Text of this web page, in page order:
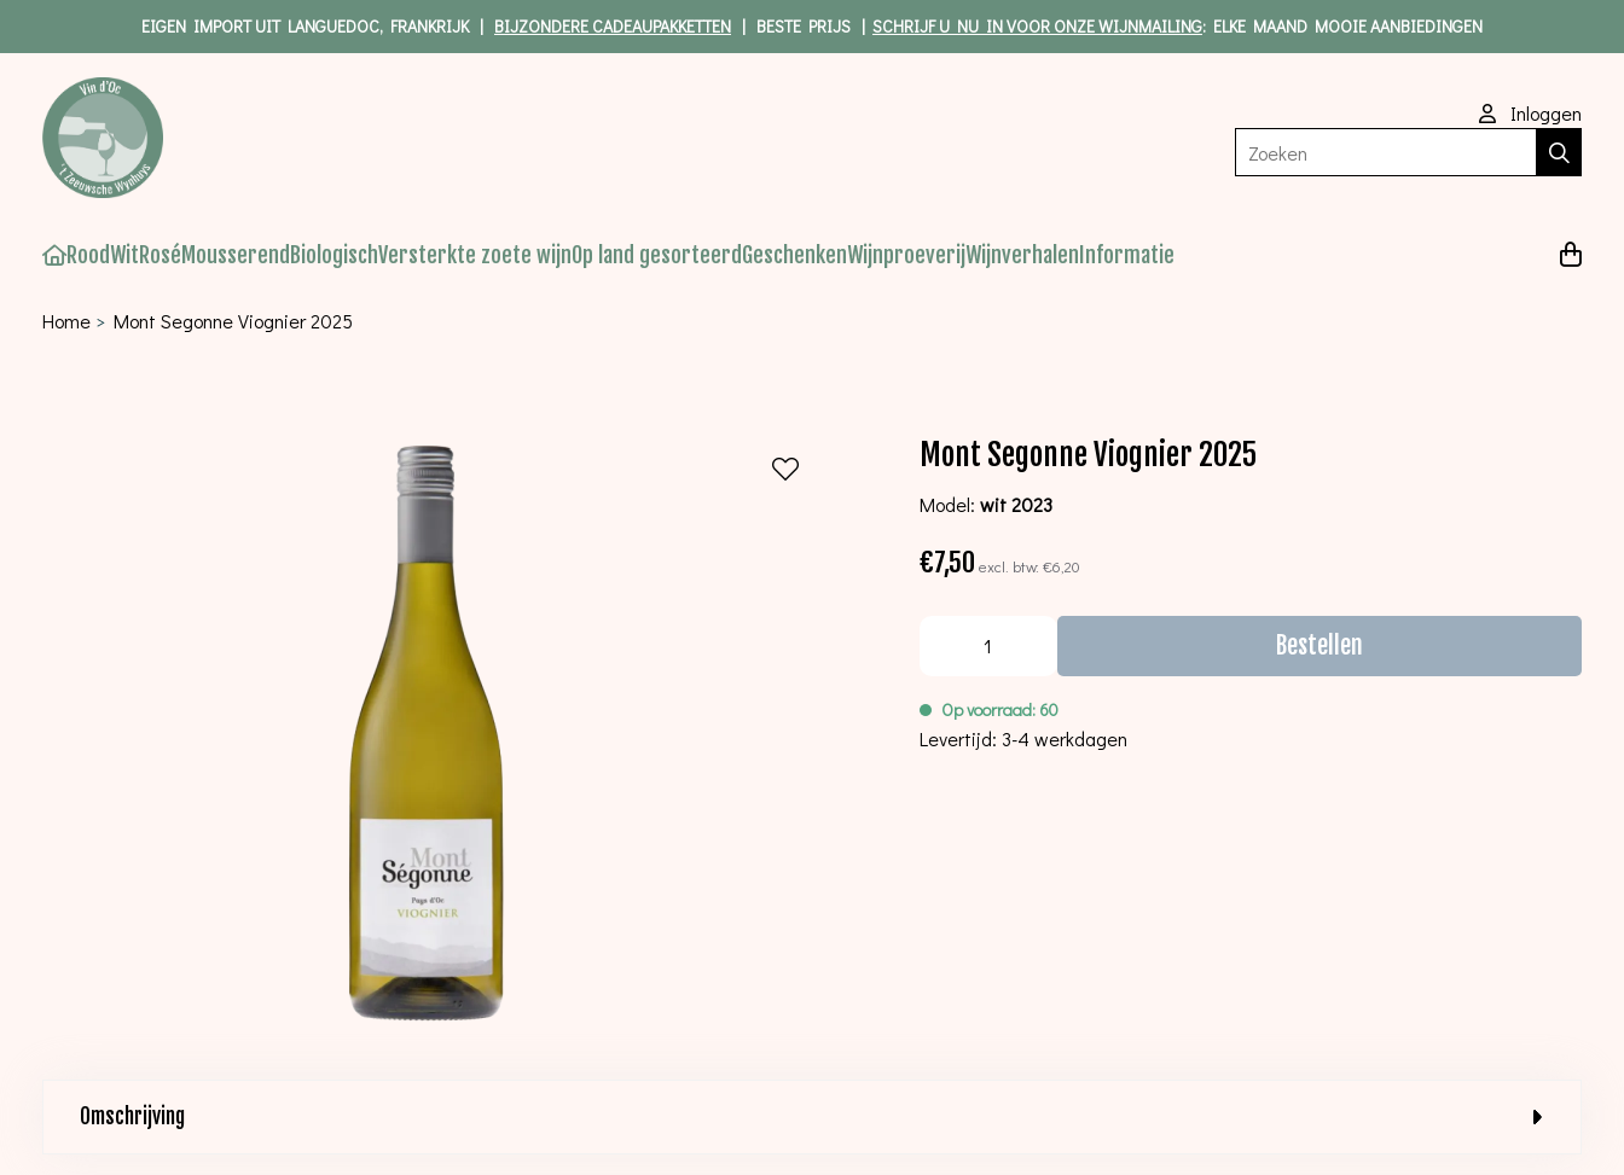
EIGEN IMPORT UIT LANGUEDOC, FRANKRIJK | BIJZONDERE CADEAUPAKKETTEN | BESTE PRIJS | SCHRIJF U NU IN VOOR ONZE WIJNMAILING: ELKE MAAND MOOIE AANBIEDINGEN
Inloggen
Zoeken
RoodWitRoséMousserend BiologischVersterkte zoete wijnOp land gesorteerdGeschenkenWijnproeverijWijnverhalen Informatie
Home > Mont Segonne Viognier 2025
Mont Segonne Viognier 2025
Model:wit 2023
€7,50 excl. btw:€6,20
Bestellen
Op voorraad: 60
Levertijd: 3-4 werkdagen
Omschrijving